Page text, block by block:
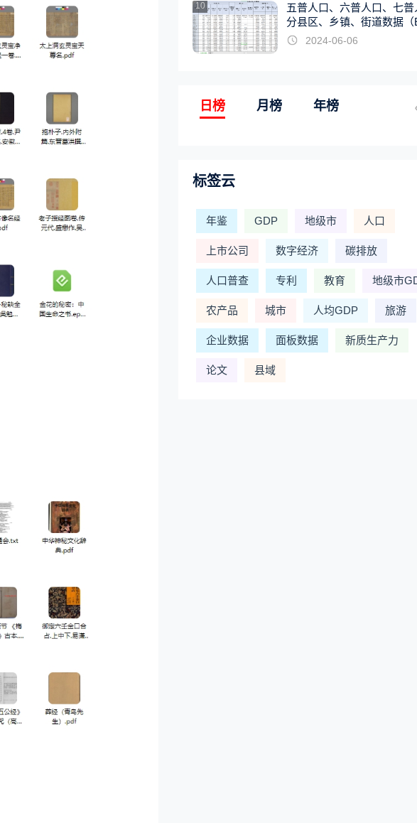
10
五普人口、六普人口、七普
分县区、乡镇、街道数据（
EL版）2024-06-06
日榜 月榜 年榜
标签云
年鉴 GDP 地级市 人口
上市公司 数字经济 碳排放
人口普查 专利 教育 地级市
农产品 城市 人均GDP 旅游
企业数据 面板数据 新质生产力
论文 县域